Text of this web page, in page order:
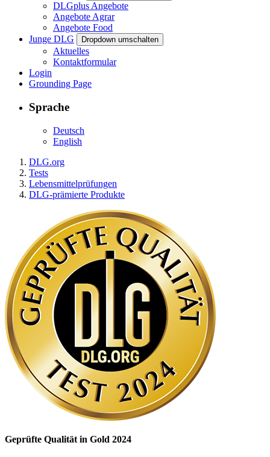
DLGplus Angebote
Angebote Agrar
Angebote Food
Junge DLG
Dropdown umschalten
Aktuelles
Kontaktformular
Login
Grounding Page
Sprache
Deutsch
English
DLG.org
Tests
Lebensmittelprüfungen
DLG-prämierte Produkte
Geprüfte Qualität in Gold 2024